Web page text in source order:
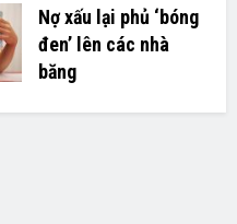
Nợ xấu lại phủ ‘bóng
đen’ lên các nhà
băng